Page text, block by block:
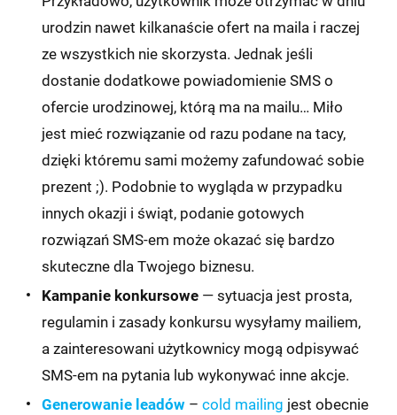
urodzin nawet kilkanaście ofert na maila i raczej
ze wszystkich nie skorzysta. Jednak jeśli
dostanie dodatkowe powiadomienie SMS o
ofercie urodzinowej, którą ma na mailu… Miło
jest mieć rozwiązanie od razu podane na tacy,
dzięki któremu sami możemy zafundować sobie
prezent ;). Podobnie to wygląda w przypadku
innych okazji i świąt, podanie gotowych
rozwiązań SMS-em może okazać się bardzo
skuteczne dla Twojego biznesu.
Kampanie konkursowe — sytuacja jest prosta,
regulamin i zasady konkursu wysyłamy mailiem,
a zainteresowani użytkownicy mogą odpisywać
SMS-em na pytania lub wykonywać inne akcje.
Generowanie leadów – cold mailing jest obecnie